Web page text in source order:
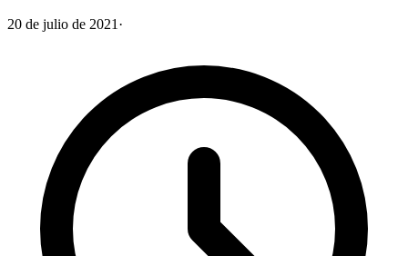
20 de julio de 2021 ·